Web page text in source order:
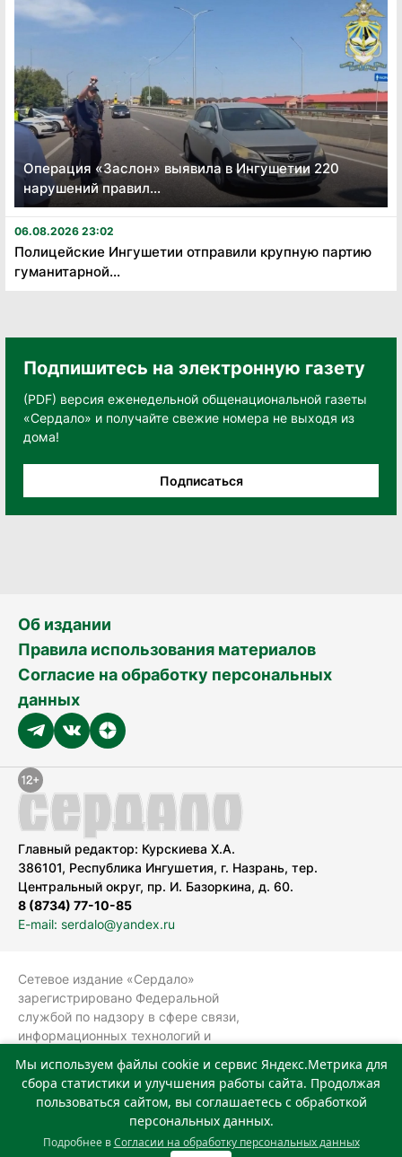
Операция «Заслон» выявила в Ингушетии 220
нарушений правил...
06.08.2026 23:02
Полицейские Ингушетии отправили крупную партию
гуманитарной...
Подпишитесь на электронную газету
(PDF) версия еженедельной общенациональной газеты
«Сердало» и получайте свежие номера не выходя из
дома!
Подписаться
Об издании
Правила использования материалов
Согласие на обработку персональных
данных
Главный редактор: Курскиева Х.А.
386101, Республика Ингушетия, г. Назрань, тер.
Центральный округ, пр. И. Базоркина, д. 60.
8 (8734) 77-10-85
E-mail: serdalo@yandex.ru
Сетевое издание «Сердало»
зарегистрировано Федеральной
службой по надзору в сфере связи,
информационных технологий и
(Роскомнадзор).
Реестровая запись СМИ: ЭЛ № ФС 77-
78323 от 15.05.2020 г. Учредитель:
Государственное автономное
учреждение «Издательский дом
Мы используем файлы cookie и сервис Яндекс.Метрика для
сбора статистики и улучшения работы сайта. Продолжая
пользоваться сайтом, вы соглашаетесь с обработкой
персональных данных.
Подробнее вСогласии на обработку персональных данных